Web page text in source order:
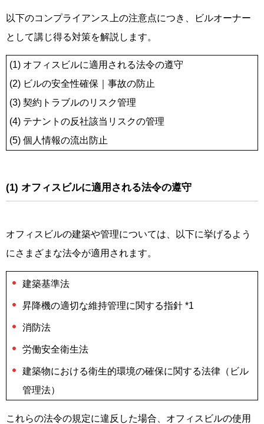
以下のコンプライアンス上の注意点につき、ビルオーナー
として講じ得る対策を解説します。
(1) オフィスビルに適用される法令の遵守
(2) ビルの安全性確保｜事故の防止
(3) 契約トラブルのリスク管理
(4) テナントの反社該当リスクの管理
(5) 個人情報の流出防止
(1) オフィスビルに適用される法令の遵守
オフィスビルの建築や管理については、以下に挙げるよう
にさまざまな法令が適用されます。
建築基準法
昇降機の適切な維持管理に関する指針 *1
消防法
労働安全衛生法
建築物における衛生的環境の確保に関する法律（ビル
管理法）
これらの法令の規定に違反した場合、オフィスビルの使用